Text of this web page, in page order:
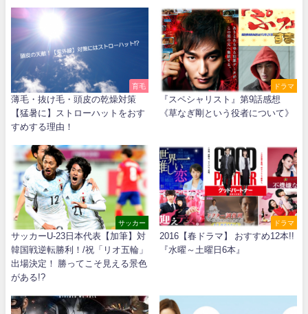
育毛
薄毛・抜け毛・頭皮の乾燥対策
【猛暑に】ストローハットをおす
すめする理由！
ドラマ
『スペシャリスト』第9話感想
《草なぎ剛という役者について》
サッカー
サッカーU-23日本代表【加筆】対
韓国戦逆転勝利！/祝「リオ五輪」
出場決定！ 勝ってこそ見える景色
がある!?
ドラマ
2016【春ドラマ】 おすすめ12本!!
『水曜～土曜日6本』